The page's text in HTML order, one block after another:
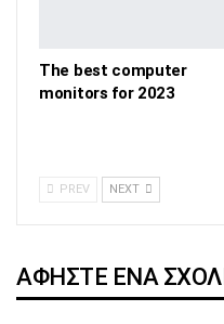
The best computer
monitors for 2023
PREV NEXT
ΑΦΉΣΤΕ ΈΝΑ